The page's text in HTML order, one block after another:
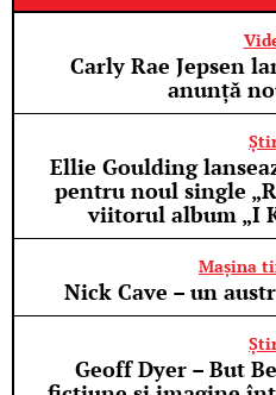
Carly Rae Jepsen
anunță
Ellie Goulding
pentru noul single
viitorul album „I
Nick Cave – un
Mașina
Geoff Dyer – But